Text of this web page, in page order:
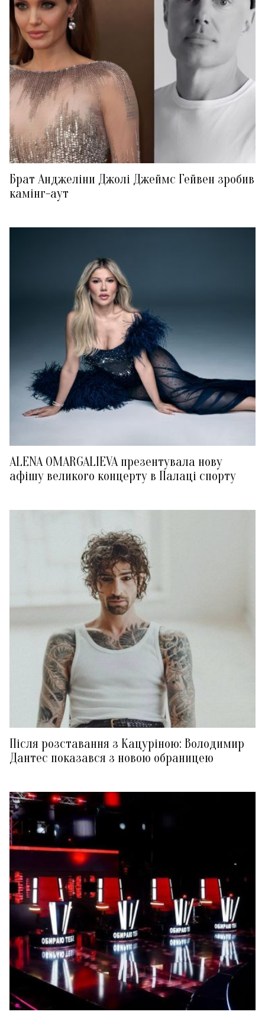
Брат Анджеліни Джолі Джеймс Гейвен зробив
камінг-аут
ALENA OMARGALIEVA презентувала нову
афішу великого концерту в Палаці спорту
Після розставання з Кацуріною: Володимир
Дантес показався з новою обраницею